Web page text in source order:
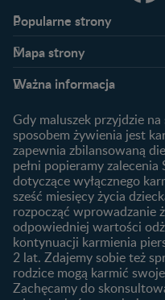
Popularne strony​
Kontakt
FAQ
Produkty
Wyszukiwarka produktów
Nasze marki
Mapa strony​
Plamienie implantacyjne –
Jak zaplanować płeć
dziecka?
Jak rozpoznać dni płodne?
Badania przed ciążą
Planowanie urlopu
macierzyńskiego
Rozwój dziecka
Kalendarz rozwoju dziecka
Skoki rozwojowe
Ważna informacja
Gdy maluszek przyjdzie
sposobem żywienia jest
zapewnia zbilansowaną
pełni popieramy
dotyczące wyłącznego
sześć miesięcy życia
rozpocząć wprowadzanie
odpowiedniej wartości
kontynuacji karmienia
2 lat. Zdajemy sobie też
rodzice mogą karmić
Zachęcamy do